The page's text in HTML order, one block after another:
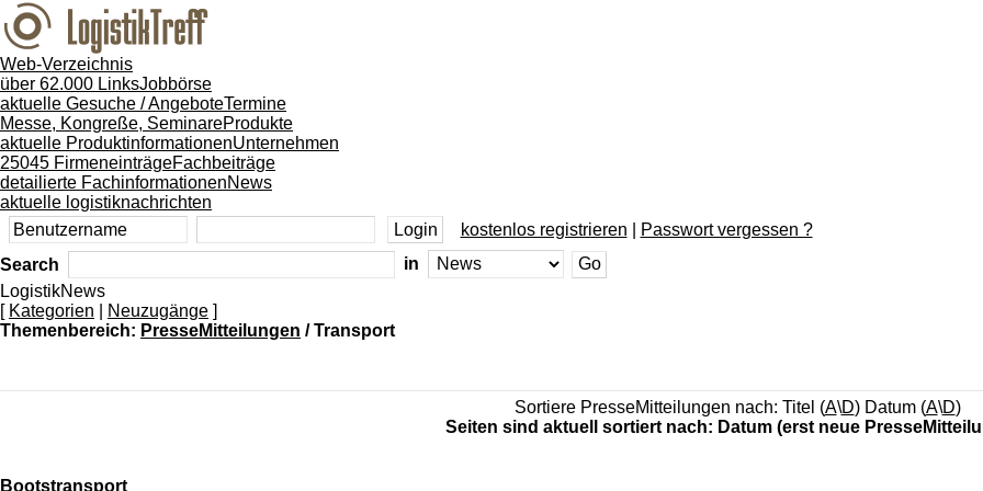
Web-Verzeichnis
über 62.000 LinksJobbörse
aktuelle Gesuche / AngeboteTermine
Messe, Kongreße, SeminareProdukte
aktuelle ProduktinformationenUnternehmen
25045 FirmeneinträgeFachbeiträge
detailierte FachinformationenNews
aktuelle logistiknachrichten
kostenlos registrieren
Passwort vergessen ?
Search
in
LogistikNews
[ Kategorien Neuzugänge ]
Themenbereich: PresseMitteilungen / Transport
Sortiere PresseMitteilungen nach: Titel (A\D) Datum (A\D)
Seiten sind aktuell sortiert nach: Datum (erst neue
Bootstransport